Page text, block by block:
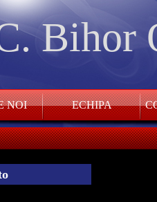
Bihor
NOI ECHIPA